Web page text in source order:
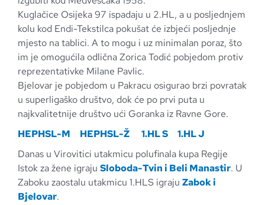
Kuglačice Osijeka 97 ispadaju u 2.HL, a u posljednjem
kolu kod Endi-Tekstilca pokušat će izbjeći posljednje
mjesto na tablici. A to mogu i uz minimalan poraz, što
im je omogućila odlična Zorica Todić pobjedom protiv
reprezentativke Milane Pavlic.
Bjelovar je pobjedom u Pakracu osigurao brzi povratak
u superligaško društvo, dok će po prvi puta u
najkvalitetnije društvo ući Goranka iz Ravne Gore.
HEPHSL-M
HEPHSL-Ž 1.HL S
1.HL J
Danas u Virovitici utakmicu polufinala kupa Regije
Istok za žene igraju Sloboda-Tvin i Beli Manastir. U
Zaboku zaostalu utakmicu 1.HLS igraju Zabok i
Bjelovar.